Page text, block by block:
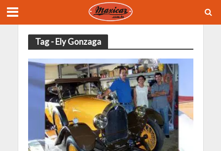
Tag - Ely Gonzaga